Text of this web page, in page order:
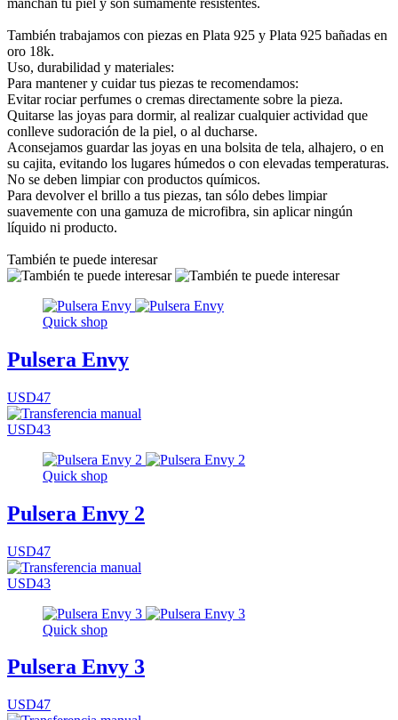
También trabajamos con piezas en Plata 925 y Plata 925 bañadas en
oro 18k.
Uso, durabilidad y materiales:
Para mantener y cuidar tus piezas te recomendamos:
Evitar rociar perfumes o cremas directamente sobre la pieza.
Quitarse las joyas para dormir, al realizar cualquier actividad que
conlleve sudoración de la piel, o al ducharse.
Aconsejamos guardar las joyas en una bolsita de tela, alhajero, o en
su cajita, evitando los lugares húmedos o con elevadas temperaturas.
No se deben limpiar con productos químicos.
Para devolver el brillo a tus piezas, tan sólo debes limpiar
suavemente con una gamuza de microfibra, sin aplicar ningún
líquido ni producto.
También te puede interesar
Quick shop
Pulsera Envy
USD47
USD43
Quick shop
Pulsera Envy 2
USD47
USD43
Quick shop
Pulsera Envy 3
USD47